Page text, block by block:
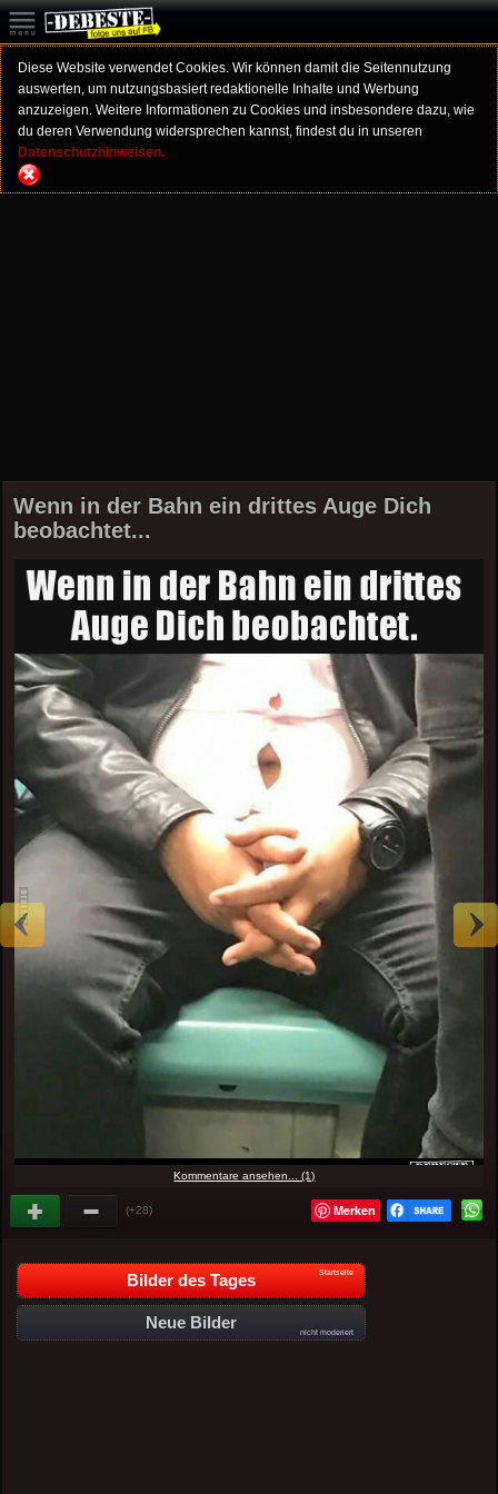
Diese Website verwendet Cookies. Wir können damit die Seitennutzung
auswerten, um nutzungsbasiert redaktionelle Inhalte und Werbung
anzuzeigen. Weitere Informationen zu Cookies und insbesondere dazu, wie
du deren Verwendung widersprechen kannst, findest du in unseren
Datenschutzhinweisen.
Wenn in der Bahn ein drittes Auge Dich
beobachtet...
Kommentare ansehen... (1)
(+28) Merken
Bilder des Tages Startseite
Neue Bilder
nicht moderiert